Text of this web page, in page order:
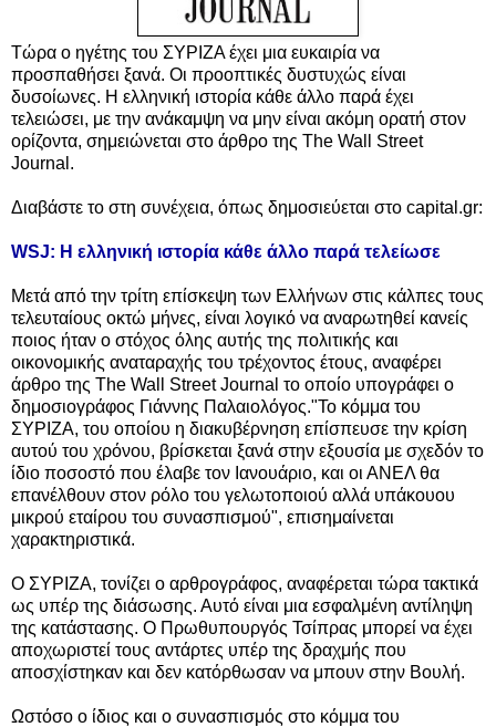
Τώρα ο ηγέτης του ΣΥΡΙΖΑ έχει μια ευκαιρία να
προσπαθήσει ξανά. Οι προοπτικές δυστυχώς είναι
δυσοίωνες. Η ελληνική ιστορία κάθε άλλο παρά έχει
τελειώσει, με την ανάκαμψη να μην είναι ακόμη ορατή στον
ορίζοντα, σημειώνεται στο άρθρο της The Wall Street
Journal.
Διαβάστε το στη συνέχεια, όπως δημοσιεύεται στο capital.gr:
WSJ: Η ελληνική ιστορία κάθε άλλο παρά τελείωσε
Μετά από την τρίτη επίσκεψη των Ελλήνων στις κάλπες τους
τελευταίους οκτώ μήνες, είναι λογικό να αναρωτηθεί κανείς
ποιος ήταν ο στόχος όλης αυτής της πολιτικής και
οικονομικής αναταραχής του τρέχοντος έτους, αναφέρει
άρθρο της The Wall Street Journal το οποίο υπογράφει ο
δημοσιογράφος Γιάννης Παλαιολόγος."Το κόμμα του
ΣΥΡΙΖΑ, του οποίου η διακυβέρνηση επίσπευσε την κρίση
αυτού του χρόνου, βρίσκεται ξανά στην εξουσία με σχεδόν το
ίδιο ποσοστό που έλαβε τον Ιανουάριο, και οι ΑΝΕΛ θα
επανέλθουν στον ρόλο του γελωτοποιού αλλά υπάκουου
μικρού εταίρου του συνασπισμού", επισημαίνεται
χαρακτηριστικά.
Ο ΣΥΡΙΖΑ, τονίζει ο αρθρογράφος, αναφέρεται τώρα τακτικά
ως υπέρ της διάσωσης. Αυτό είναι μια εσφαλμένη αντίληψη
της κατάστασης. Ο Πρωθυπουργός Τσίπρας μπορεί να έχει
αποχωριστεί τους αντάρτες υπέρ της δραχμής που
αποσχίστηκαν και δεν κατόρθωσαν να μπουν στην Βουλή.
Ωστόσο ο ίδιος και ο συνασπισμός στο κόμμα του